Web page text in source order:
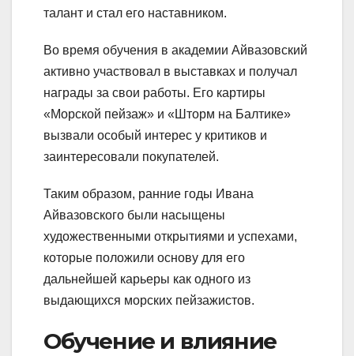
талант и стал его наставником.
Во время обучения в академии Айвазовский
активно участвовал в выставках и получал
награды за свои работы. Его картиры
«Морской пейзаж» и «Шторм на Балтике»
вызвали особый интерес у критиков и
заинтересовали покупателей.
Таким образом, ранние годы Ивана
Айвазовского были насыщены
художественными открытиями и успехами,
которые положили основу для его
дальнейшей карьеры как одного из
выдающихся морских пейзажистов.
Обучение и влияние